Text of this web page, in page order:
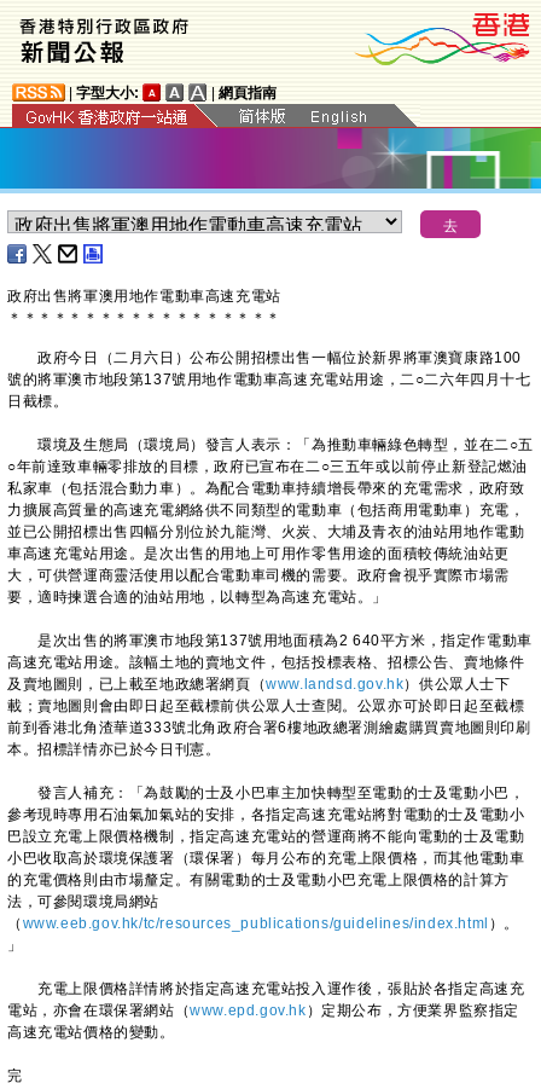
字型大小: 網頁指南
政府出售將軍澳用地作電動車高速充電站
＊ ＊ ＊ ＊ ＊ ＊ ＊ ＊ ＊ ＊ ＊ ＊ ＊ ＊ ＊ ＊ ＊ ＊
政府今日（二月六日）公布公開招標出售一幅位於新界將軍澳寶康路100
號的將軍澳市地段第137號用地作電動車高速充電站用途，二○二六年四月十七
日截標。
環境及生態局（環境局）發言人表示：「為推動車輛綠色轉型，並在二○五
○年前達致車輛零排放的目標，政府已宣布在二○三五年或以前停止新登記燃油
私家車（包括混合動力車）。為配合電動車持續增長帶來的充電需求，政府致
力擴展高質量的高速充電網絡供不同類型的電動車（包括商用電動車）充電，
並已公開招標出售四幅分別位於九龍灣、火炭、大埔及青衣的油站用地作電動
車高速充電站用途。是次出售的用地上可用作零售用途的面積較傳統油站更
大，可供營運商靈活使用以配合電動車司機的需要。政府會視乎實際市場需
要，適時揀選合適的油站用地，以轉型為高速充電站。」
是次出售的將軍澳市地段第137號用地面積為2 640平方米，指定作電動車
高速充電站用途。該幅土地的賣地文件，包括投標表格、招標公告、賣地條件
及賣地圖則，已上載至地政總署網頁（www.landsd.gov.hk）供公眾人士下
載；賣地圖則會由即日起至截標前供公眾人士查閱。公眾亦可於即日起至截標
前到香港北角渣華道333號北角政府合署6樓地政總署測繪處購買賣地圖則印刷
本。招標詳情亦已於今日刊憲。
發言人補充：「為鼓勵的士及小巴車主加快轉型至電動的士及電動小巴，
參考現時專用石油氣加氣站的安排，各指定高速充電站將對電動的士及電動小
巴設立充電上限價格機制，指定高速充電站的營運商將不能向電動的士及電動
小巴收取高於環境保護署（環保署）每月公布的充電上限價格，而其他電動車
的充電價格則由市場釐定。有關電動的士及電動小巴充電上限價格的計算方
法，可參閱環境局網站
（ www.eeb.gov.hk/tc/resources_publications/guidelines/index.html ）。
」
充電上限價格詳情將於指定高速充電站投入運作後，張貼於各指定高速充
電站，亦會在環保署網站（www.epd.gov.hk ）定期公布，方便業界監察指定
高速充電站價格的變動。
完